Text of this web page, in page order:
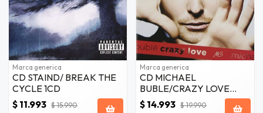
Marca generica
CD STAIND/ BREAK THE
CYCLE 1CD
$ 11.993 $ 15.990
Marca generica
CD MICHAEL
BUBLE/CRAZY LOVE
(SPECIAL EDITION)2CD
$ 14.993 $ 19.990